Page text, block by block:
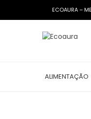
ECOAURA –
ALIMENTAÇÃO